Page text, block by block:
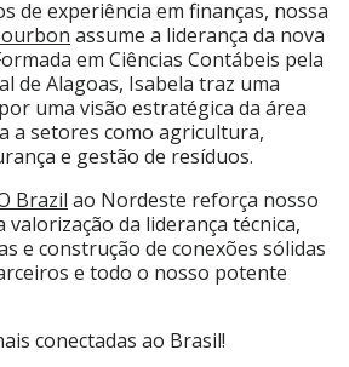
de experiência em finanças, nossa
assume a liderança da nova
em Ciências Contábeis pela
de Alagoas, Isabela traz uma
uma visão estratégica da área
a setores como agricultura,
e gestão de resíduos.
Brazil ao Nordeste reforça nosso
valorização da liderança técnica,
e construção de conexões sólidas
e todo o nosso potente
conectadas ao Brasil!